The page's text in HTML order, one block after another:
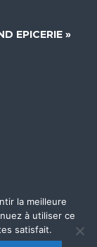
EPICERIE »
ChusclanThème :
la meilleure
à utiliser ce
satisfait.